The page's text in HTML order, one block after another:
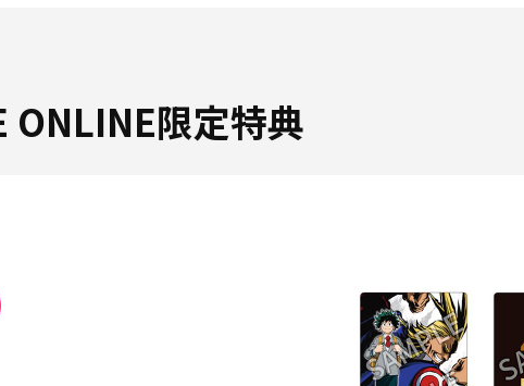
限定特典